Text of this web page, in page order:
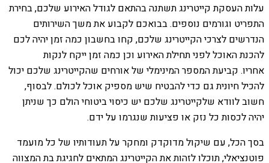
עלות העסקת קייטרינג תשתנה בהתאם לגודל האירוע שלכם, בחירת
התפריט וגורמים נוספים. בבואכם לקבוע את משך השירותים
הנדרשים לצרכי הקייטרינג שלכם, קחו בחשבון כמה זמן יהיה לכם
להכנת האוכל לפני תחילת האירוע וכן כמה זמן ייקח לנקות
אחריו. קביעת המספר המינימלי של אורחים שהקייטרינג שלכם יכול
להכיל חיונית גם כדי להבטיח שיש מספיק אוכל לכולם. לבסוף,
חשוב לוודא שלקייטרינג שלכם יש כיסוי ביטוחי הולם כך שניתן
יהיה לכסות כל נזק או פציעות שנגרמו על ידם.
בסך הכל, עם שיקול מדוקדק ומחקר על תעודותיו של כל מועמד
פוטנציאלי, תוכלו לזהות את הקייטרינג המתאים לחגיגת בת המצווה